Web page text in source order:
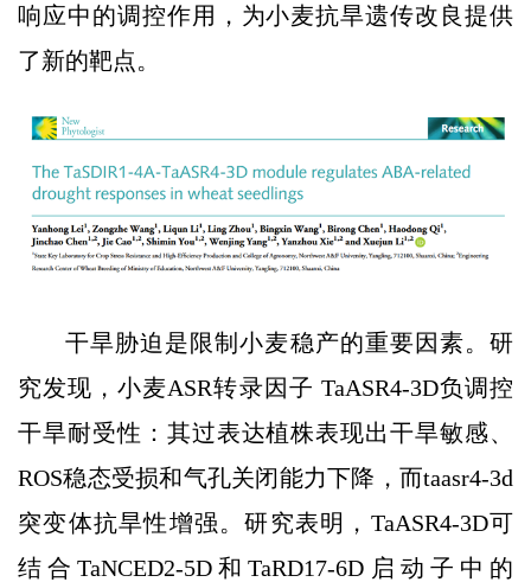
响应中的调控作用，为小麦抗旱遗传改良提供
了新的靶点。
干旱胁迫是限制小麦稳产的重要因素。研
究发现，小麦ASR转录因子 TaASR4-3D负调控
干旱耐受性：其过表达植株表现出干旱敏感、
ROS稳态受损和气孔关闭能力下降，而taasr4-3d
突变体抗旱性增强。研究表明，TaASR4-3D可
结合TaNCED2-5D和TaRD17-6D启动子中的